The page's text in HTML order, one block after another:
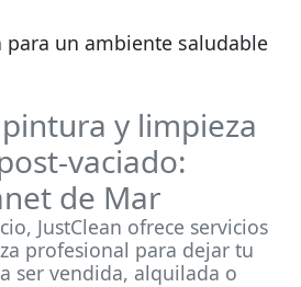
para un ambiente saludable
y limpieza
vaciado:
de Mar
JustClean ofrece servicios
profesional para dejar tu
ser vendida, alquilada o